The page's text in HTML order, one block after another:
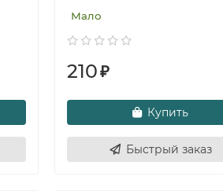
Мало
210₽
Купить
Быстрый заказ